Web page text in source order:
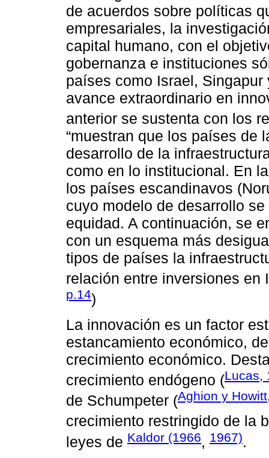
de acuerdos sobre políticas
empresariales, la
capital humano, con el
gobernanza e instituciones
países como Israel,
avance extraordinario en
anterior se sustenta con los
“muestran que los países de
desarrollo de la
como en lo institucional. En
los países escandinavos
cuyo modelo de desarrollo
equidad. A continuación, se
con un esquema más
tipos de países la
relación entre inversiones en
p.14)
La innovación es un factor
estancamiento económico,
crecimiento económico.
crecimiento endógeno (Lucas,
de Schumpeter (Aghion y
crecimiento restringido de la
leyes de Kaldor (1966, 1967).